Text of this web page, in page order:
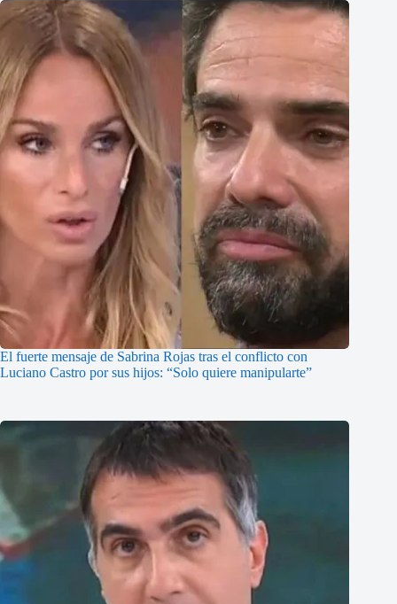
El fuerte mensaje de Sabrina Rojas tras el conflicto con
Luciano Castro por sus hijos: “Solo quiere manipularte”